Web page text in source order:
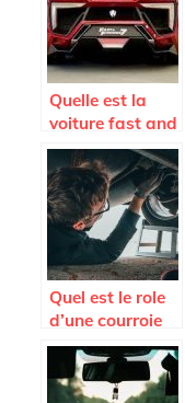
Quelle est la
voiture fast and
Furious 7 la plus
vendue aux
encheres ?
Quel est le role
d’une courroie
d’alternateur